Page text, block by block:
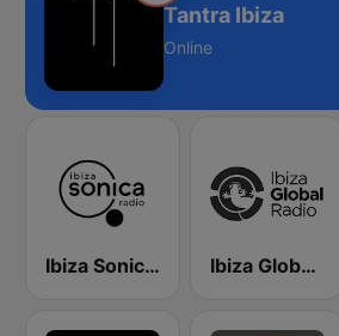
Tantra Ibiza
Online
Ibiza Sonica Radio Ibiza Global Radio